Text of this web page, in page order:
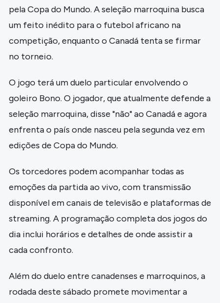
pela Copa do Mundo. A seleção marroquina busca
um feito inédito para o futebol africano na
competição, enquanto o Canadá tenta se firmar
no torneio.
O jogo terá um duelo particular envolvendo o
goleiro Bono. O jogador, que atualmente defende a
seleção marroquina, disse "não" ao Canadá e agora
enfrenta o país onde nasceu pela segunda vez em
edições de Copa do Mundo.
Os torcedores podem acompanhar todas as
emoções da partida ao vivo, com transmissão
disponível em canais de televisão e plataformas de
streaming. A programação completa dos jogos do
dia inclui horários e detalhes de onde assistir a
cada confronto.
Além do duelo entre canadenses e marroquinos, a
rodada deste sábado promete movimentar a